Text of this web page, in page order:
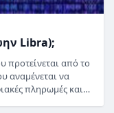
Libra);
προτείνεται από το
αναμένεται να
πληρωμές και…